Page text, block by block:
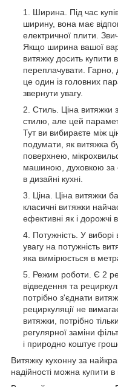
Ширина. Під час
ширину, вона має
електричної плити.
Якщо ширина вашої
витяжку досить
переплачувати.
це один із головних
звернути увагу.
Стиль. Ціна витяжки
стилю, але цей
Тут ви вибираєте між
подумати, як витяжка
поверхнею,
машиною, духовкою за
в дизайні кухні.
Ціна. Ціна витяжки
класичні витяжки
ефективні як і дорожчі
Потужність. У
увагу на потужність
яка вимірюється в
Режим роботи. Є 2
відведення та
потрібно з'єднати
рециркуляції не
витяжки, потрібно
регулярної заміни
і природно коштує
Витяжку кухонну за
надійності можна купити